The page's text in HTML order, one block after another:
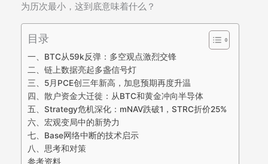
为历次最小，这到底意味着什么？
目录
一、BTC从59k反弹：多空观点激烈交锋
二、链上数据亮起多盏信号灯
三、5月PCE创三年新高，加息预期再度升温
四、散户资金大迁徙：从BTC和黄金冲向半导体
五、Strategy危机深化：mNAV跌破1，STRC折价25%
六、宏观变局中的新势力
七、Base网络中断的技术启示
八、思考和对策
参考资料